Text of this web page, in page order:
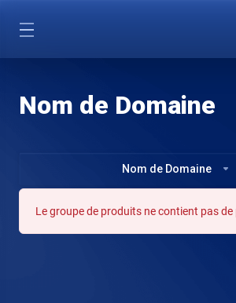
Nom de Domaine
Nom de Domaine
Le groupe de produits ne contient pas